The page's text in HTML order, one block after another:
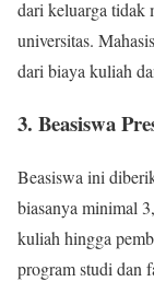
dari keluarga tidak
universitas.
dari biaya kuliah
3. Beasiswa
Beasiswa ini
biasanya minimal
kuliah hingga
program studi dan